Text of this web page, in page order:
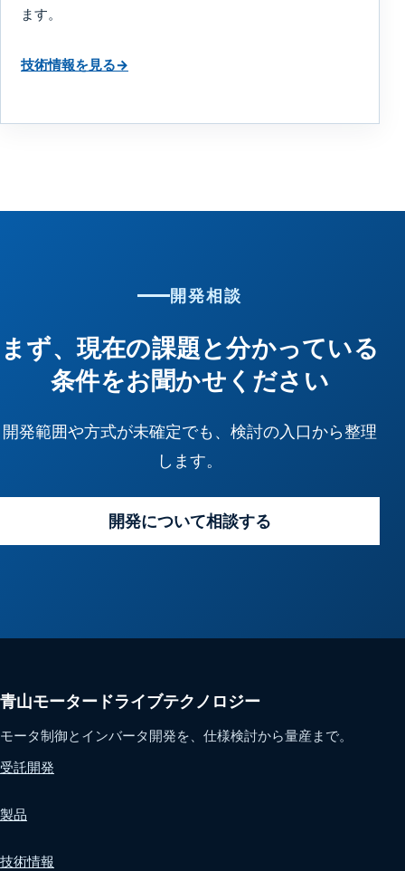
ます。
技術情報を見る→
開発相談
まず、現在の課題と分かっている
条件をお聞かせください
開発範囲や方式が未確定でも、検討の入口から整理
します。
開発について相談する
青山モータードライブテクノロジー
モータ制御とインバータ開発を、仕様検討から量産まで。
受託開発
製品
技術情報